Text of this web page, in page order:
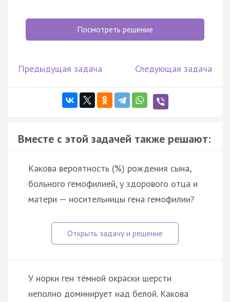
Посмотреть решение
Предыдущая задача Следующая задача
Вместе с этой задачей также решают:
Какова вероятность (%) рождения сына,
больного гемофилией, у здорового отца и
матери — носительницы гена гемофилии?
У норки ген тёмной окраски шерсти
неполно доминирует над белой. Какова